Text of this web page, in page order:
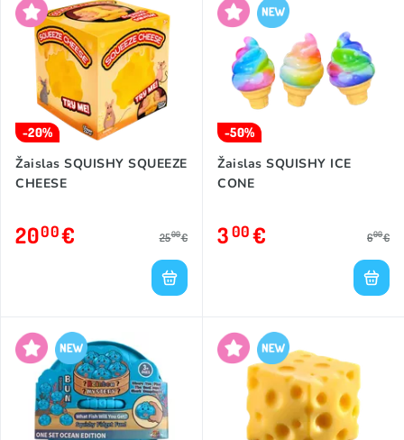
-20%
Žaislas SQUISHY SQUEEZE
CHEESE
2000€ 2500€
-50%
Žaislas SQUISHY ICE
CONE
300€ 600€